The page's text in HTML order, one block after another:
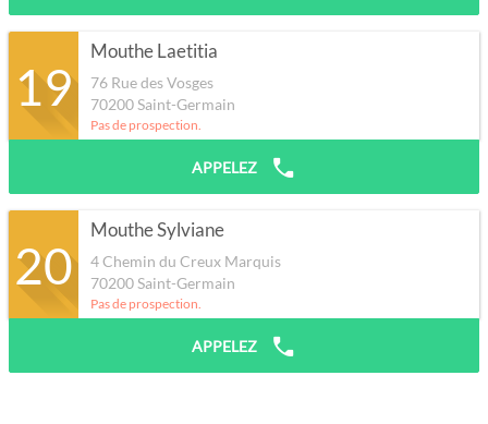
19
Mouthe Laetitia
76 Rue des Vosges
70200Saint-Germain
Pas de prospection.
APPELEZ
20
Mouthe Sylviane
4 Chemin du Creux Marquis
70200Saint-Germain
Pas de prospection.
APPELEZ